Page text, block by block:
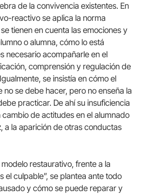
de la convivencia existentes. En
reactivo se aplica la norma
tienen en cuenta las emociones y
o alumna, cómo lo está
necesario acompañarle en el
comprensión y regulación de
se insistía en cómo el
no se debe hacer, pero no enseña la
practicar. De ahí su insuficiencia
de actitudes en el alumnado
a la aparición de otras conductas
restaurativo, frente a la
el culpable”, se plantea ante todo
y cómo se puede reparar y